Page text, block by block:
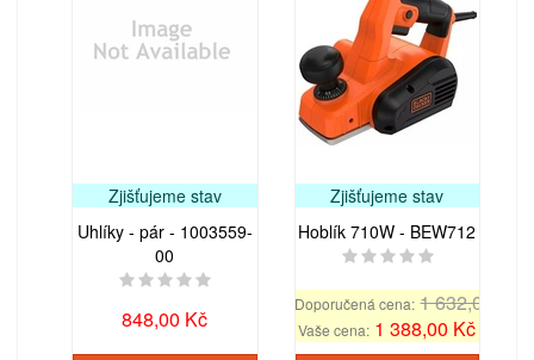
Zjišťujeme stav
Uhlíky - pár - 1003559-
00
848,00 Kč
Zjišťujeme stav
Hoblík 710W - BEW712
Doporučená cena: 1 632,00 Kč
Vaše cena: 1 388,00 Kč